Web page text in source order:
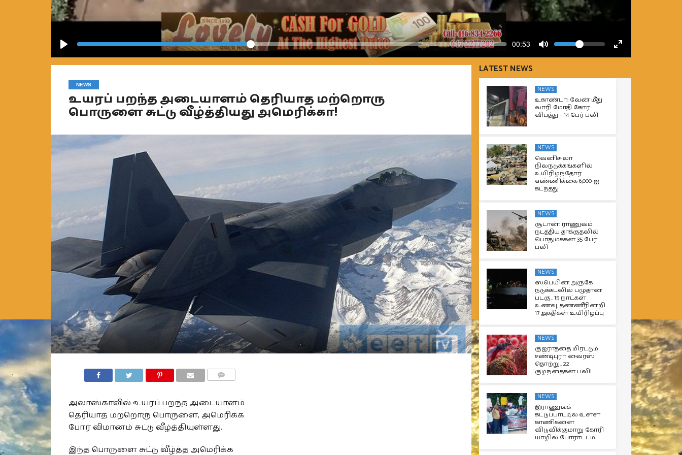
Seek Current
00:53
Mute
Volume
Fullscreen
NEWS
உயரப் பறந்த அடையாளம் தெரியாத மற்றொரு
பொருளை சுட்டு வீழ்த்தியது அமெரிக்கா!
அலாஸ்காவில் உயரப் பறந்த அடையாளம்
தெரியாத மற்றொரு பொருளை, அமெரிக்க
போர் விமானம் சுட்டு வீழ்த்தியுள்ளது.
இந்த பொருளை சுட்டு வீழ்த்த அமெரிக்க
LATEST NEWS
NEWS
உகாண்டா: வேன் மீது
லாரி மோதி கோர
விபத்து – 14 பேர் பலி
NEWS
வெனிசுலா
நிலநடுக்கங்களில்
உயிரிழந்தோர்
எண்ணிக்கை 6,000-ஐ
கடந்தது
NEWS
சூடான்: ராணுவம்
நடத்திய தாக்குதலில்
பொதுமக்கள் 35 பேர்
பலி
NEWS
ஸ்பெயின் அருகே
நடுக்கடலில் பழுதான
படகு.. 15 நாட்கள்
உணவு, தண்ணீரின்றி
17 அகதிகள் உயிரிழப்பு
NEWS
குஜராத்தை மிரட்டும்
சண்டிபுரா வைரஸ்
தொற்று.. 22
குழந்தைகள் பலி!
NEWS
இராணுவக்
கட்டுப்பாட்டில் உள்ள
காணிகளை
விடுவிக்குமாறு கோரி
யாழில் போராட்டம்!